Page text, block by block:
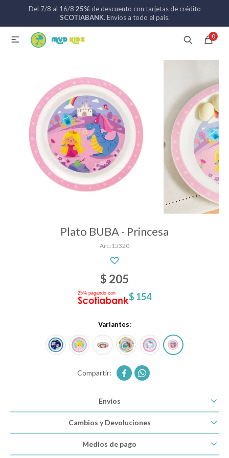
Del 7/8 al 16/8 25% de descuento con tarjetas de crédito
SCOTIABANK. Envíos a todo el país.
0

Plato BUBA - Princesa
15320
$ 205
$ 154
Variantes:
 
Envíos
Cambios y Devoluciones
Medios de pago
MI CUENTA
Catálogo Nuevos ingresos
Coches de bebé
Sillas de auto
Lactancia
Alimentación
Paseo y seguridad
Estimulación primera infancia
Bolsos y mochilas maternales